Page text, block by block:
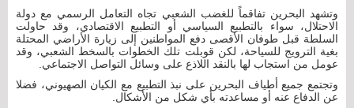
وتشهد البحرين تفاقماً للغضب الشعبي تجاه التعامل الرسمي مع دولة
الاحتلال، سواء بالتطبيع السياسي أو التطبيع الاقتصادي، وقد حاولت
السلطة قبل طوفان الأقصى دفع المواطنين إلى زيارة الأراضي المحتلة
بغية الترويج للسياحة، لكن قوبلت تلك الخطوات بالسخط الشعبي، وقد
عومل من استجاب لها بالنقد اللاذع على وسائل التواصل الاجتماعي.
وتجتمع جميع أطياف البحرين على نبذ التطبيع مع الكيان الصهيوني، فضلا
عن الدفاع عنه أو مساعدته بأي شكل من الأشكال.